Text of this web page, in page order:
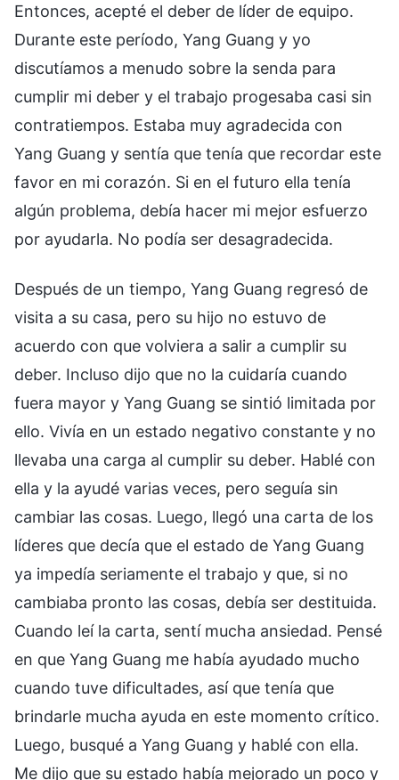
Entonces, acepté el deber de líder de equipo.
Durante este período, Yang Guang y yo
discutíamos a menudo sobre la senda para
cumplir mi deber y el trabajo progesaba casi sin
contratiempos. Estaba muy agradecida con
Yang Guang y sentía que tenía que recordar este
favor en mi corazón. Si en el futuro ella tenía
algún problema, debía hacer mi mejor esfuerzo
por ayudarla. No podía ser desagradecida.
Después de un tiempo, Yang Guang regresó de
visita a su casa, pero su hijo no estuvo de
acuerdo con que volviera a salir a cumplir su
deber. Incluso dijo que no la cuidaría cuando
fuera mayor y Yang Guang se sintió limitada por
ello. Vivía en un estado negativo constante y no
llevaba una carga al cumplir su deber. Hablé con
ella y la ayudé varias veces, pero seguía sin
cambiar las cosas. Luego, llegó una carta de los
líderes que decía que el estado de Yang Guang
ya impedía seriamente el trabajo y que, si no
cambiaba pronto las cosas, debía ser destituida.
Cuando leí la carta, sentí mucha ansiedad. Pensé
en que Yang Guang me había ayudado mucho
cuando tuve dificultades, así que tenía que
brindarle mucha ayuda en este momento crítico.
Luego, busqué a Yang Guang y hablé con ella.
Me dijo que su estado había mejorado un poco y